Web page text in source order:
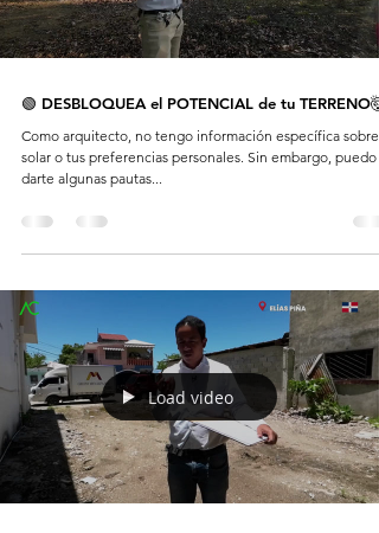
🟢 DESBLOQUEA el POTENCIAL de tu TERRENO🤯
Como arquitecto, no tengo información específica sobre
solar o tus preferencias personales. Sin embargo, puedo
darte algunas pautas...
Load video